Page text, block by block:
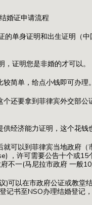
婚证申请流程
的单身证明和出生证明（
，证明您是非婚的才可以。
简单，给点小钱即可办理。
个还要拿到菲律宾外交部公
经济能力证明，这个花钱
就可以到菲律宾当地政府（
，许可需要公告十个或15
不一(马尼拉市政府 一般10
)可以在市政府公证或教堂
记书至NSO办理结婚登记，